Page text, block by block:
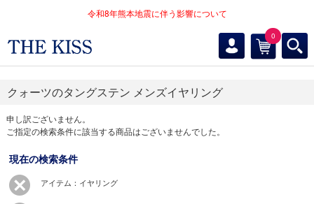
令和8年熊本地震に伴う影響について
0
クォーツのタングステン メンズイヤリング
申し訳ございません。
ご指定の検索条件に該当する商品はございませんでした。
現在の検索条件
アイテム：イヤリング